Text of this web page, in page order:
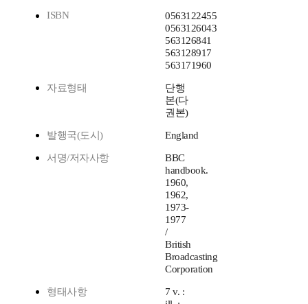
ISBN
0563122455
0563126043
563126841
563128917
563171960
자료형태
단행
본(다
권본)
발행국(도시) England
서명/저자사항
BBC
handbook.
1960,
1962,
1973-
1977
/
British
Broadcasting
Corporation
형태사항
7 v. :